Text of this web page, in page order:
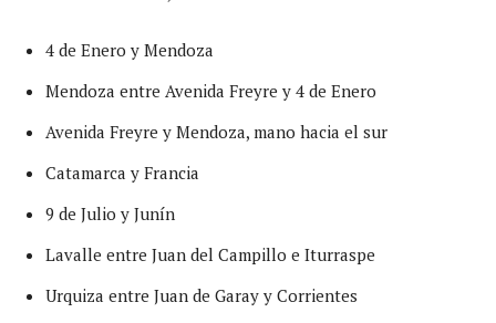
4 de Enero y Mendoza
Mendoza entre Avenida Freyre y 4 de Enero
Avenida Freyre y Mendoza, mano hacia el sur
Catamarca y Francia
9 de Julio y Junín
Lavalle entre Juan del Campillo e Iturraspe
Urquiza entre Juan de Garay y Corrientes